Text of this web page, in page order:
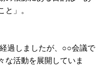
と」。
過しましたが、○○会議で
な活動を展開していま